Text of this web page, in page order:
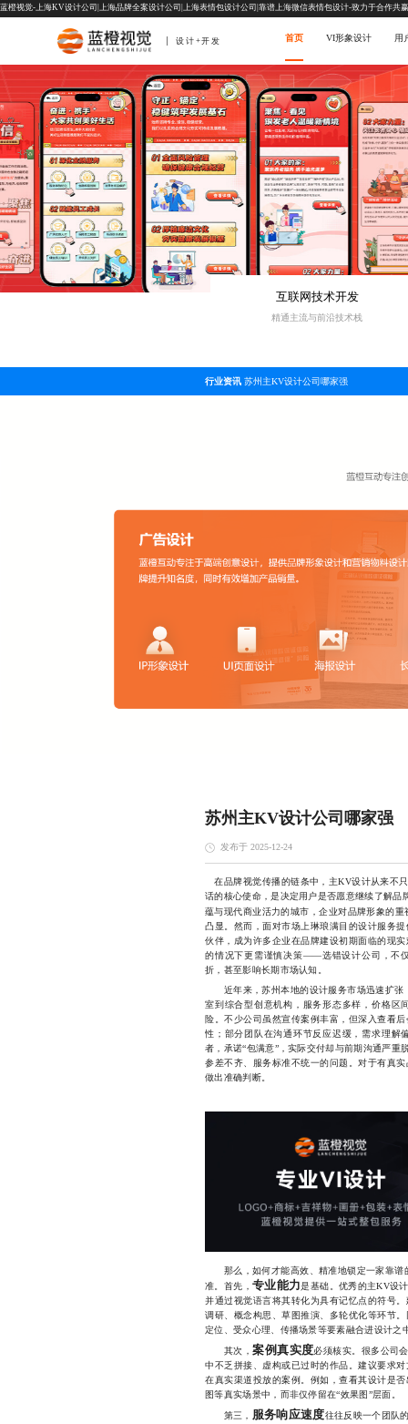
蓝橙视觉-上海KV设计公司|上海品牌全案设计公司|上海表情包设计公司|靠谱上海微信表情包设计-致力于合作共赢
设计+开发 首页 VI形象设计 用
互联网技术开发
精通主流与前沿技术栈
行业资讯 苏州主KV设计公司哪家强
苏州主KV设计公司哪家强
发布于 2025-12-24
在品牌视觉传播的链条中，主KV设计从来不
话的核心使命，是决定用户是否愿意继续了解品
蕴与现代商业活力的城市，企业对品牌形象的重
凸显。然而，面对市场上琳琅满目的设计服务
伙伴，成为许多企业在品牌建设初期面临的现
的情况下更需谨慎决策——选错设计公司，不
折，甚至影响长期市场认知。
近年来，苏州本地的设计服务市场迅速扩张
室到综合型创意机构，服务形态多样，价格区
险。不少公司虽然宣传案例丰富，但深入查看
性；部分团队在沟通环节反应迟缓，需求理解
者，承诺“包满意”，实际交付却与前期沟通严
参差不齐、服务标准不统一的问题。对于有真
做出准确判断。
那么，如何才能高效、精准地锁定一家靠谱
准。首先， 专业能力是基础。优秀的主KV设
并通过视觉语言将其转化为具有记忆点的符号
调研、概念构思、草图推演、多轮优化等环节
定位、受众心理、传播场景等要素融合进设计之
其次，案例真实度必须核实。很多公司
中不乏拼接、虚构或已过时的作品。建议要求
在真实渠道投放的案例。例如，查看其设计是
图等真实场景中，而非仅停留在“效果图”层面。
第三， 服务响应速度往往反映一个团队